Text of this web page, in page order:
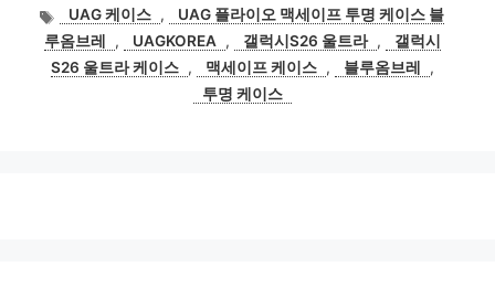
태
그
UAG 케이스 ,
UAG 플라이오 맥세이프 투명 케이스 블
루옴브레
, UAGKOREA , 갤럭시S26 울트라 ,
갤럭시
S26 울트라 케이스 , 맥세이프 케이스 , 블루옴브레
,
투명 케이스